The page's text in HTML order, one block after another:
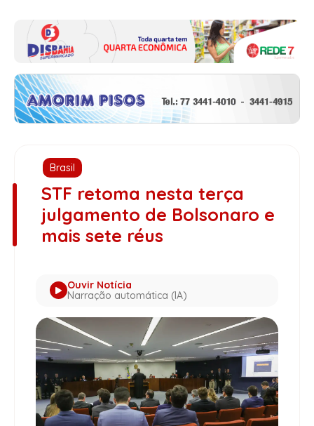
Brasil
STF retoma nesta terça
julgamento de Bolsonaro e
mais sete réus
Ouvir Notícia
Narração automática (IA)